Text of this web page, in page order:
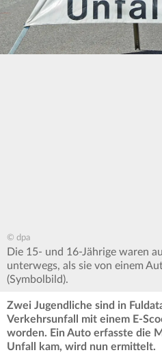
© dpa
Die 15- und 16-Jährige waren
unterwegs, als sie von einem
(Symbolbild).
Zwei Jugendliche sind in
Verkehrsunfall mit einem E-
worden. Ein Auto erfasste die
Unfall kam, wird nun ermittelt.